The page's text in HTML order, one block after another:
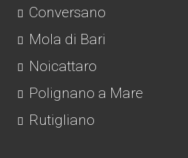
Conversano
Mola di Bari
Noicattaro
Polignano a Mare
Rutigliano